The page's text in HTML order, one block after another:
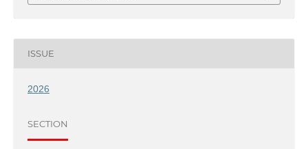
ISSUE
2026
SECTION